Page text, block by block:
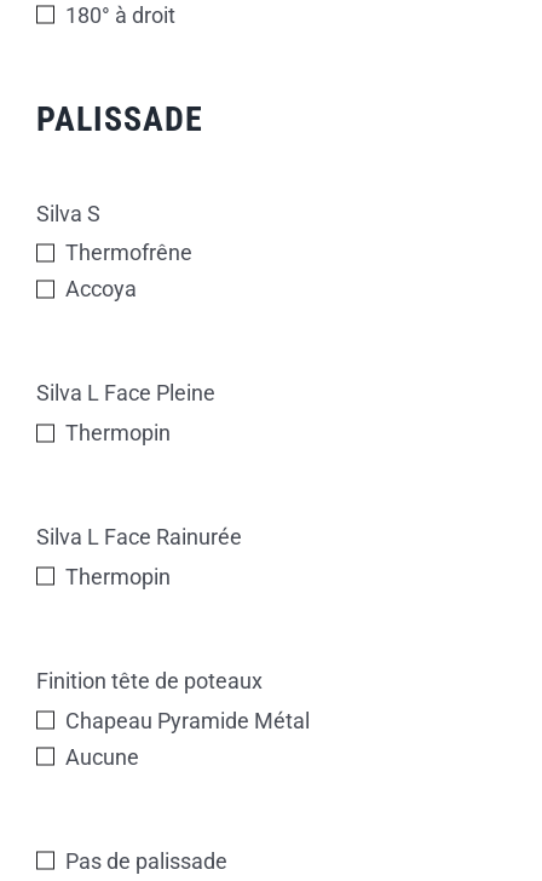
180° à droit
PALISSADE
Silva S
Thermofrêne
Accoya
Silva L Face Pleine
Thermopin
Silva L Face Rainurée
Thermopin
Finition tête de poteaux
Chapeau Pyramide Métal
Aucune
Pas de palissade